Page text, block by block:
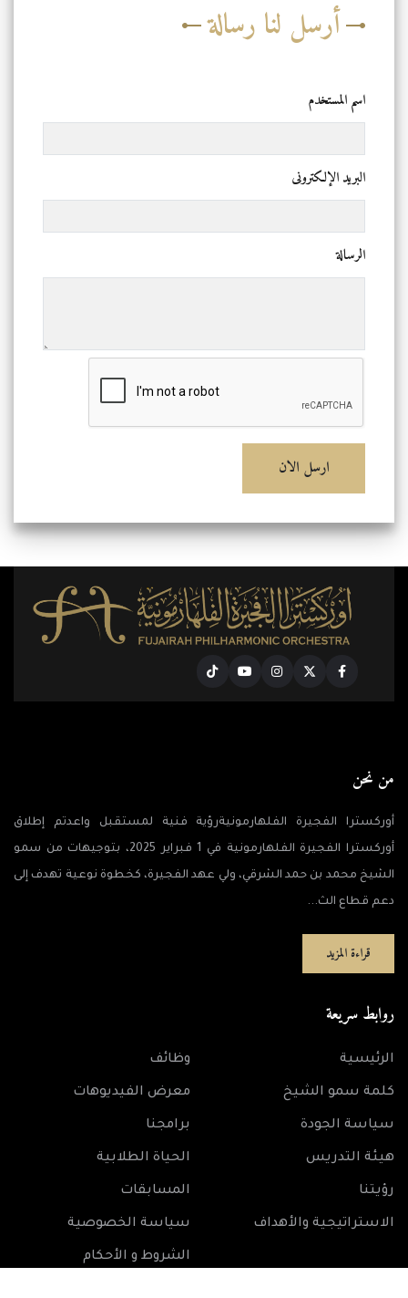
أرسل لنا رسالة
اسم المستخدم
البريد الإلكترونى
الرسالة
ارسل الان
Facebook
Twitter
Instagram
Youtube
Tiktok
من نحن
أوركسترا الفجيرة الفلهارمونيةرؤية فنية لمستقبل واعدتم إطلاق
أوركسترا الفجيرة الفلهارمونية في 1 فبراير 2025، بتوجيهات من سمو
الشيخ محمد بن حمد الشرقي، ولي عهد الفجيرة، كخطوة نوعية تهدف إلى
دعم قطاع الث...
قراءة المزيد
روابط سريعة
الرئيسية
كلمة سمو الشيخ
سياسة الجودة
هيئة التدريس
رؤيتنا
الاستراتيجية والأهداف
وظائف
معرض الفيديوهات
برامجنا
الحياة الطلابية
المسابقات
سياسة الخصوصية
الشروط و الأحكام